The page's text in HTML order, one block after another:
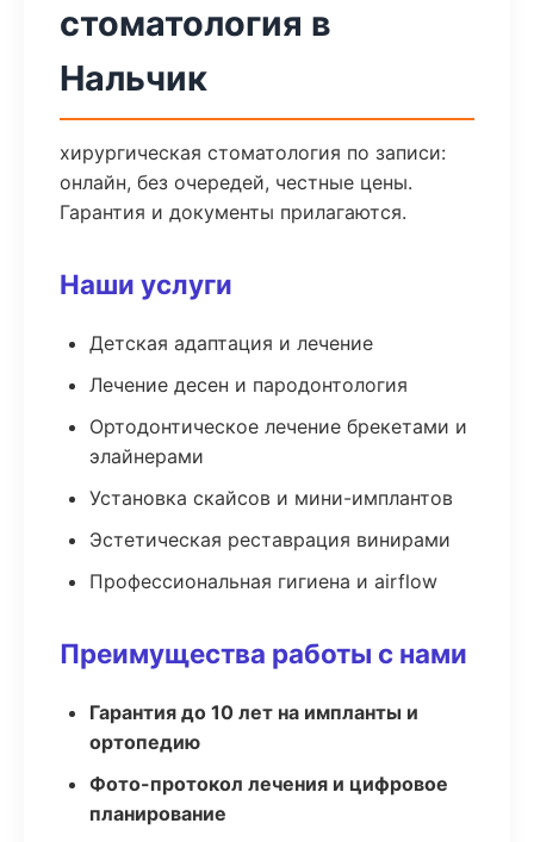
стоматология в
Нальчик
хирургическая стоматология по записи:
онлайн, без очередей, честные цены.
Гарантия и документы прилагаются.
Наши услуги
Детская адаптация и лечение
Лечение десен и пародонтология
Ортодонтическое лечение брекетами и
элайнерами
Установка скайсов и мини-имплантов
Эстетическая реставрация винирами
Профессиональная гигиена и airflow
Преимущества работы с нами
Гарантия до 10 лет на импланты и
ортопедию
Фото-протокол лечения и цифровое
планирование